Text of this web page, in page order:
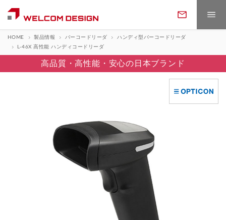
購入ガイド
バーコードリーダ 定置・固定・組込リーダ
ハンディターミナル データコレクタ
RFIDリーダライタ
カードリーダ
ソフトウェア一覧 WELCOMアプリ
保守・アフターサービス 修理について
ソフトウェアサポート
カタログDL
HOME 製品情報 バーコードリーダ
ハンディ型バーコードリーダ
L-46X 高性能 ハンディコードリーダ
高品質・高性能・安心の日本ブランド